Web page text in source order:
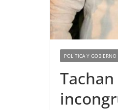
POLÍTICA Y GOBIERNO